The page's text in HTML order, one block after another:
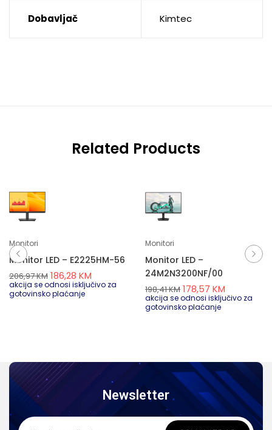
Dobavljač Kimtec
Related Products
Monitori
Monitor LED – E2225HM-56
206,97KM 186,28 KM
akcija se odnosi isključivo za
gotovinsko plaćanje
Monitori
Monitor LED –
24M2N3200NF/00
198,41KM 178,57 KM
akcija se odnosi isključivo za
gotovinsko plaćanje
Newsletter